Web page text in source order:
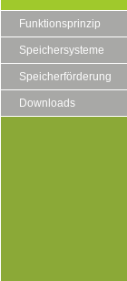
Funktionsprinzip
Speichersysteme
Speicherförderung
Downloads